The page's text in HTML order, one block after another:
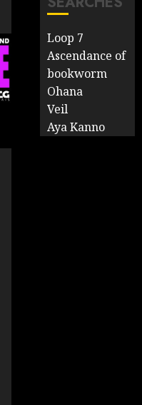
Loop 7
Ascendance of
bookworm
Ohana
Veil
Aya Kanno